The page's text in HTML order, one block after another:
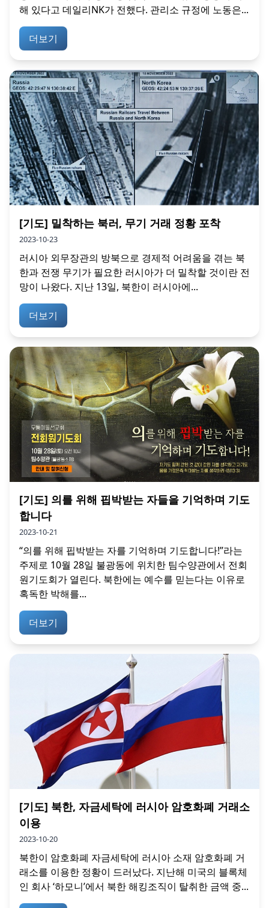
해 있다고 데일리NK가 전했다. 관리소 규정에 노동은...
더보기
[기도] 밀착하는 북러, 무기 거래 정황 포착
2023-10-23
러시아 외무장관의 방북으로 경제적 어려움을 겪는 북
한과 전쟁 무기가 필요한 러시아가 더 밀착할 것이란 전
망이 나왔다. 지난 13일, 북한이 러시아에...
더보기
[기도] 의를 위해 핍박받는 자들을 기억하며 기도
합니다
2023-10-21
“의를 위해 핍박받는 자를 기억하며 기도합니다!”라는
주제로 10월 28일 불광동에 위치한 팀수양관에서 전회
원기도회가 열린다. 북한에는 예수를 믿는다는 이유로
혹독한 박해를...
더보기
[기도] 북한, 자금세탁에 러시아 암호화폐 거래소
이용
2023-10-20
북한이 암호화폐 자금세탁에 러시아 소재 암호화폐 거
래소를 이용한 정황이 드러났다. 지난해 미국의 블록체
인 회사 ‘하모니’에서 북한 해킹조직이 탈취한 금액 중...